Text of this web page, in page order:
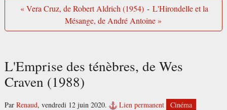
« Vera Cruz, de Robert Aldrich (1954) - L'Hirondelle et la
Mésange, de André Antoine »
L'Emprise des ténèbres, de Wes
Craven (1988)
Par Renaud, vendredi 12 juin 2020. Lien permanent
Cinéma